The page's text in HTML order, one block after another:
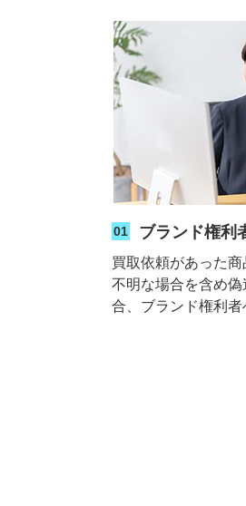
01 ブランド権利
買取依頼があった
不明な場合を含め
合、ブランド権利者